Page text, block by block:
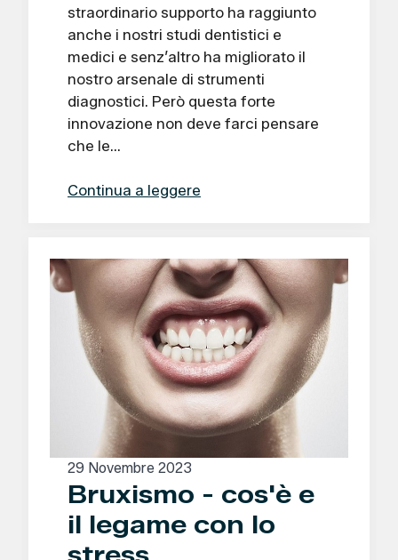
straordinario supporto ha raggiunto
anche i nostri studi dentistici e
medici e senz’altro ha migliorato il
nostro arsenale di strumenti
diagnostici. Però questa forte
innovazione non deve farci pensare
che le…
Continua a leggere
29 Novembre 2023
Bruxismo - cos'è e
il legame con lo